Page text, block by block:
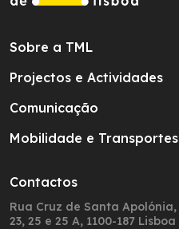
Sobre a TML
Projectos e Actividades
Comunicação
Mobilidade e Transportes
Contactos
Rua Cruz de Santa Apolónia,
23, 25 e 25 A, 1100-187 Lisboa